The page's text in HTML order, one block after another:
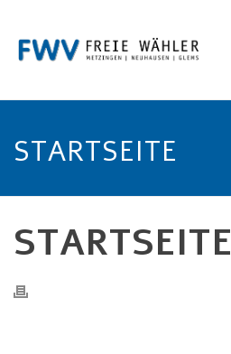
STARTSEITE
STARTSEITE